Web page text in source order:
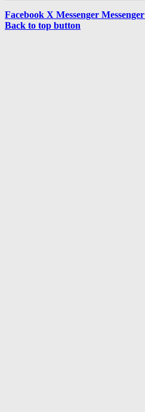
Facebook X Messenger Messenger
Back to top button